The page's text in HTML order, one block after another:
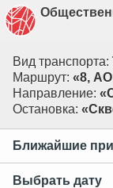
Вид транспорта:
Маршрут: «8,
Направление:
Остановка:
Ближайшие
Выбрать дату